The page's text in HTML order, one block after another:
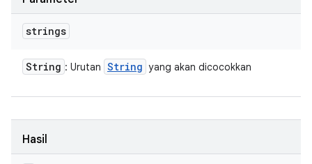
strings
String : Urutan String yang akan dicocokkan
Hasil